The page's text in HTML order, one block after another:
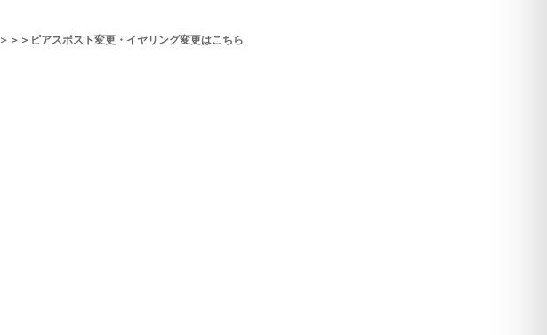
＞＞＞ピアスポスト変更・イヤリング変更はこちら